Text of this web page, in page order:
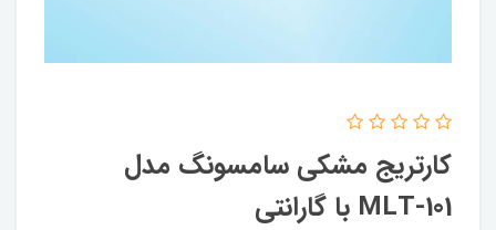
کارتریج مشکی سامسونگ مدل
MLT-101 با گارانتی